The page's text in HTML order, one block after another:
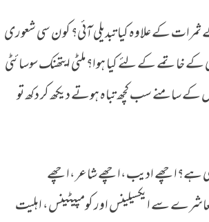
کے ثمرات کے علاوہ کیا تبدیلی آئی؟ کون سی شعوری
خاتمے کے لئے کیا ہوا؟ملٹی ایتھنک سوسائٹی
کے سامنے سب کچھ تباہ ہوتے دیکھ کر دکھ تو
ہے؟اچھے ادیب،اچھے شاعر،اچھے
سے ایکسیلینس اور کومپیٹینس، اہلیت